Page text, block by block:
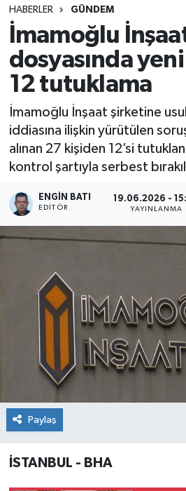
HABERLER GÜNDEM
İmamoğlu
dosyasında
12 tutuklama
İmamoğlu İnşaat şirketine
iddiasına ilişkin yürütülen
alınan 27 kişiden 12’si
kontrol şartıyla serbest
ENGIN BATI
EDITÖR
19.06.2026 -
YAYINLANMA
Paylaş
İSTANBUL - BHA
Son Dakika Haberleri
Haber Arşivi